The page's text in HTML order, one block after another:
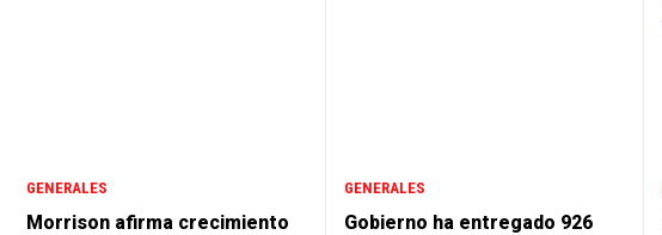
GENERALES
Morrison afirma crecimiento
GENERALES
Gobierno ha entregado 926